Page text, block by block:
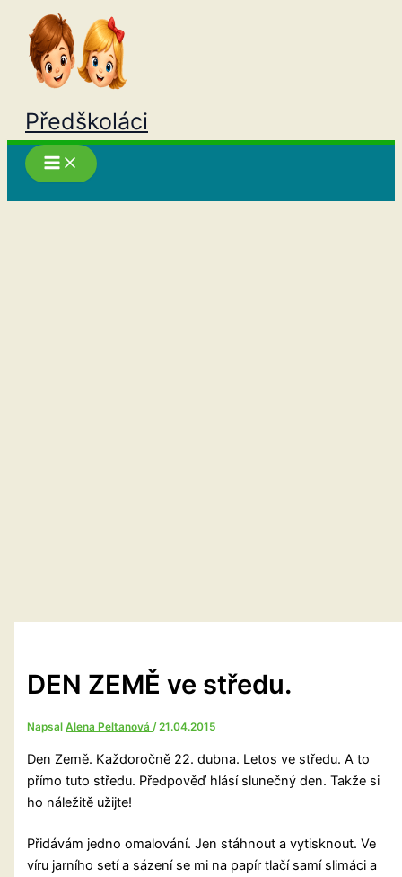
Přeskočit
obsah
Předškoláci
DEN ZEMĚ ve středu.
NapsalAlena Peltanová/21.04.2015
Den Země. Každoročně 22. dubna. Letos ve středu. A to
přímo tuto středu. Předpověď hlásí slunečný den. Takže si
ho náležitě užijte!
Přidávám jedno omalování. Jen stáhnout a vytisknout. Ve
víru jarního setí a sázení se mi na papír tlačí samí slimáci a